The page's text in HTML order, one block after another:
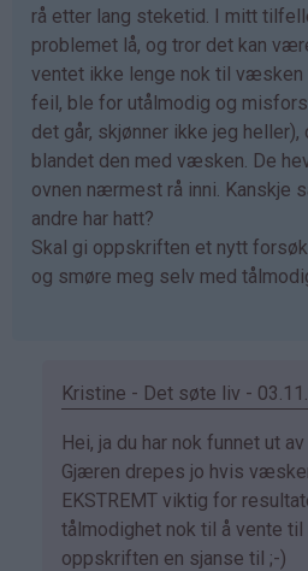
rå etter lang steketid. I mitt
problemet lå, og tror det kan
ventet ikke lenge nok til væsken
feil, ble for utålmodig og
det går, skjønner ikke jeg
blandet den med væsken. De
ovnen nærmest rå inni. Kanskje
andre har hatt?
Skal gi oppskriften et nytt
og smøre meg selv med
Kristine - Det søte liv -
Som
svar
på
av
Eli
Hei, ja du har nok funnet ut
Gjæren drepes jo hvis
EKSTREMT viktig for
tålmodighet nok til å vente til
oppskriften en sjanse til ;-)